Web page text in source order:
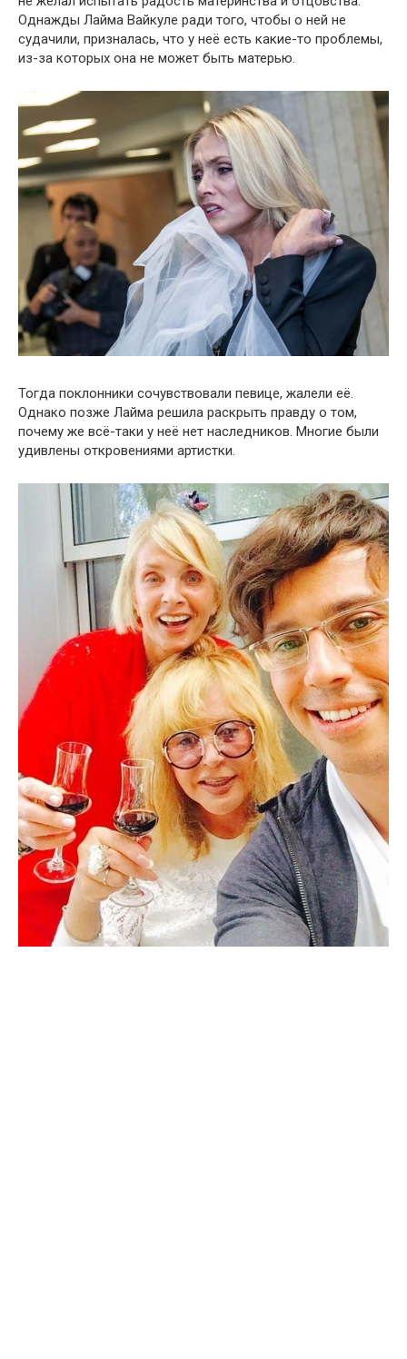
Однажды Лайма Вайкуле ради того, чтобы о ней не
судачили, призналась, что у неё есть какие-то проблемы,
из-за которых она не может быть матерью.
Тогда поклонники сочувствовали певице, жалели её.
Однако позже Лайма решила раскрыть правду о том,
почему же всё-таки у неё нет наследников. Многие были
удивлены откровениями артистки.